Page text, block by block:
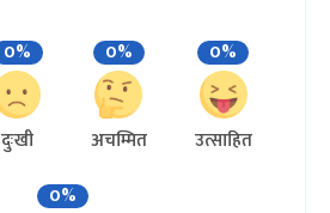
0%
दुःखी
0%
अचम्मित
0%
उत्साहित
0%